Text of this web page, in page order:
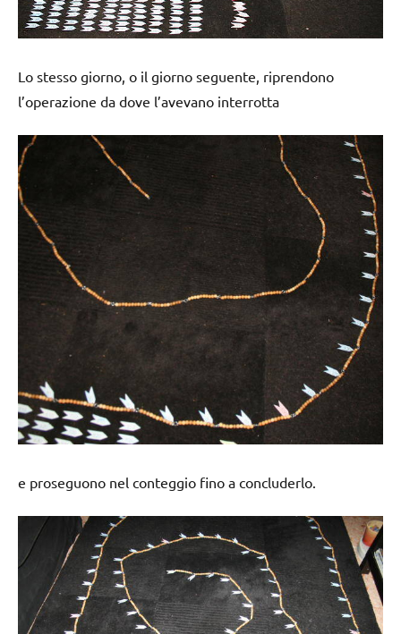
Lo stesso giorno, o il giorno seguente, riprendono
l’operazione da dove l’avevano interrotta
e proseguono nel conteggio fino a concluderlo.